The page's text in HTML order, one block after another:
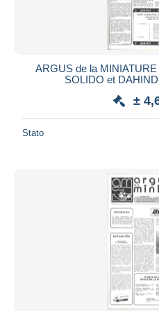
ARGUS de la
SOLIDO et
±
Stato